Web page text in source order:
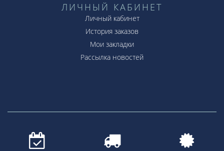
ЛИЧНЫЙ КАБИНЕТ
Личный кабинет
История заказов
Мои закладки
Рассылка новостей